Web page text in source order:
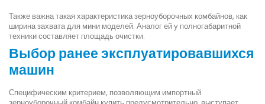
Также важна такая характеристика зерноуборочных комбайнов, как
ширина захвата для мини моделей. Аналог ей у полногабаритной
техники составляет площадь очистки.
Выбор ранее эксплуатировавшихся
машин
Специфическим критерием, позволяющим импортный